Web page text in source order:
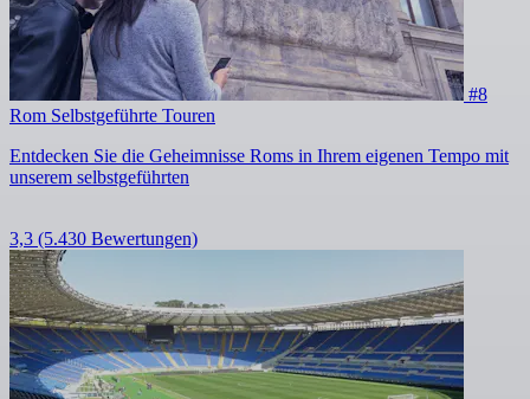
#8
Rom Selbstgeführte Touren
Entdecken Sie die Geheimnisse Roms in Ihrem eigenen Tempo mit
unserem selbstgeführten
3,3 (5.430 Bewertungen)